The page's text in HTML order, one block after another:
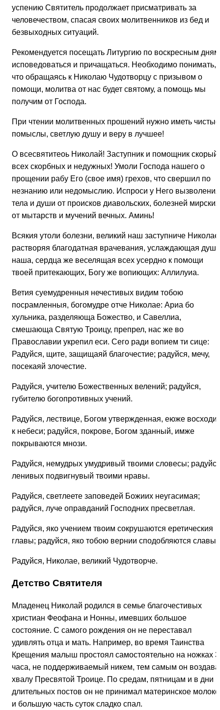
успению Святитель продолжает присматривать за
человечеством, спасая своих молитвенников из бед и
безвыходных ситуаций.
Рекомендуется посещать Литургию по воскресным
исповедоваться и причащаться. Необходимо понимать,
что обращаясь к Николаю Чудотворцу с призывом о
помощи, молитва от нас будет святому, а помощь мы
получим от Господа.
При чтении молитвенных прошений нужно иметь чистые
помыслы, светлую душу и веру в лучшее!
О всесвятитеоь Николай! Заступник и помощник скорый
всех скорбных и недужных! Умоли Господа нашего о
прощении рабу Его (свое имя) грехов, что свершил по
незнанию или недомыслию. Испроси у Него вызволения
тела и души от происков диавольских, болезней
от мытарств и мучений вечных. Аминь!
Всякия утоли болезни, великий наш заступниче
растворяя благодатная врачевания, услаждающая души
наша, сердца же веселящая всех усердно к помощи
твоей притекающих, Богу же вопиющих: Аллилуиа.
Ветия суемудренныя нечестивых видим тобою
посрамленныя, богомудре отче Николае: Ариа бо
хульника, разделяюща Божество, и Савеллиа,
смешающа Святую Троицу, препрел, нас же во
Православии укрепил еси. Сего ради вопием ти сице:
Радуйся, щите, защищаяй благочестие; радуйся, мечу,
посекаяй злочестие.
Радуйся, учителю Божественных велений; радуйся,
губителю богопротивных учений.
Радуйся, лествице, Богом утвержденная, еюже
к небеси; радуйся, покрове, Богом зданный, имже
покрываются мнози.
Радуйся, немудрых умудривый твоими словесы;
ленивых подвигнувый твоими нравы.
Радуйся, светлеете заповедей Божиих неугасимая;
радуйся, луче оправданий Господних пресветлая.
Радуйся, яко учением твоим сокрушаются еретическия
главы; радуйся, яко тобою вернии сподобляются славы.
Радуйся, Николае, великий Чудотворче.
Детство Святителя
Младенец Николай родился в семье благочестивых
христиан Феофана и Нонны, имевших большое
состояние. С самого рождения он не переставал
удивлять отца и мать. Например, во время Таинства
Крещения малыш простоял самостоятельно на ножках 3
часа, не поддерживаемый никем, тем самым он
хвалу Пресвятой Троице. По средам, пятницам и в дни
длительных постов он не принимал материнское молоко
и большую часть суток сладко спал.